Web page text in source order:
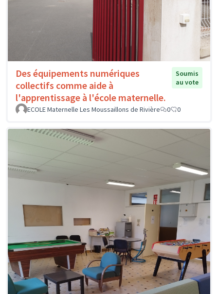
Des équipements numériques
collectifs comme aide à
l'apprentissage à l'école maternelle.
Soumis
au vote
ECOLE Maternelle Les Moussaillons de Rivière 0 0